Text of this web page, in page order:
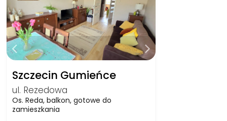
Szczecin Gumieńce
ul. Rezedowa
Os. Reda, balkon, gotowe do
zamieszkania